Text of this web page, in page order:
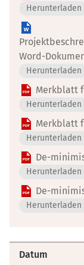
Herunterladen
Word-
Herunterladen
Merkblatt
Herunterladen
Merkblatt
Herunterladen
De-
Herunterladen
De-
Herunterladen
Datum